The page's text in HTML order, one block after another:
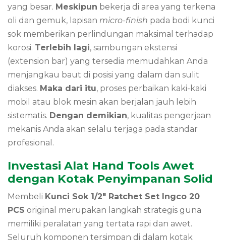
yang besar. Meskipun bekerja di area yang terkena
oli dan gemuk, lapisan micro-finish pada bodi kunci
sok memberikan perlindungan maksimal terhadap
korosi. Terlebih lagi, sambungan ekstensi
(extension bar) yang tersedia memudahkan Anda
menjangkau baut di posisi yang dalam dan sulit
diakses. Maka dari itu, proses perbaikan kaki-kaki
mobil atau blok mesin akan berjalan jauh lebih
sistematis. Dengan demikian, kualitas pengerjaan
mekanis Anda akan selalu terjaga pada standar
profesional.
Investasi Alat Hand Tools Awet
dengan Kotak Penyimpanan Solid
Membeli Kunci Sok 1/2″ Ratchet Set Ingco 20
PCS original merupakan langkah strategis guna
memiliki peralatan yang tertata rapi dan awet.
Seluruh komponen tersimpan di dalam kotak